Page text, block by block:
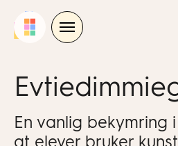
En vanlig bekymring
at elever bruker